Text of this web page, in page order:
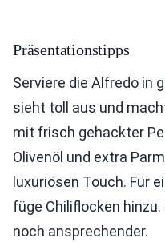
Präsentationstipps
Serviere die Alfredo in
sieht toll aus und
mit frisch gehackter
Olivenöl und extra
luxuriösen Touch. Für
füge Chiliflocken
noch ansprechender.